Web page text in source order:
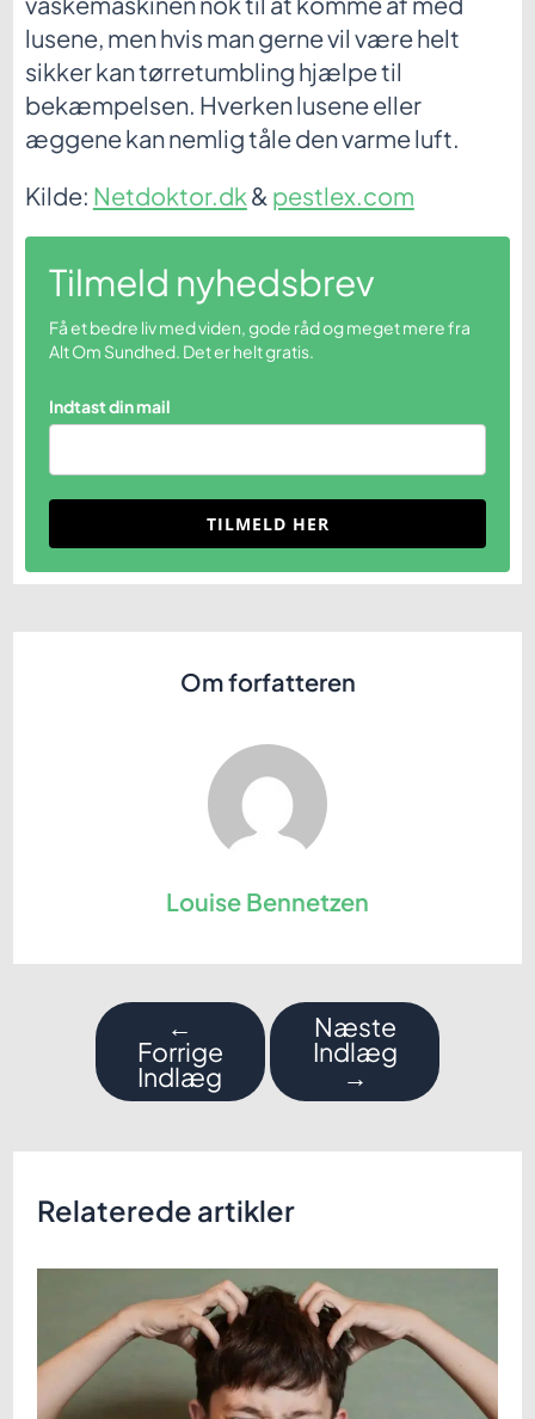
lusene, men hvis man gerne vil være helt
sikker kan tørretumbling hjælpe til
bekæmpelsen. Hverken lusene eller
æggene kan nemlig tåle den varme luft.
Kilde: Netdoktor.dk & pestlex.com
Tilmeld nyhedsbrev
Få et bedre liv med viden, gode råd og meget mere fra
Alt Om Sundhed. Det er helt gratis.
Indtast din mail
TILMELD HER
Om forfatteren
Louise Bennetzen
Indlægsnavigation
←
Forrige
Indlæg
Næste
Indlæg
→
Relaterede artikler